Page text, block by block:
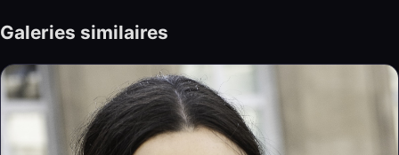
Galeries similaires